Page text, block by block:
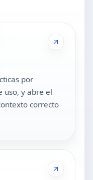
por
uso, y abre el
correcto